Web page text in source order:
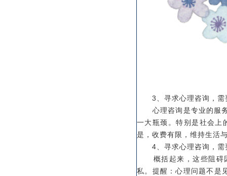
3、寻求心理咨询，需
心理咨询是专业的服务
一大瓶颈。特别是社会上
是，收费有限，维持生活
4、寻求心理咨询，需
概括起来，这些阻碍因
私。提醒：心理问题不是